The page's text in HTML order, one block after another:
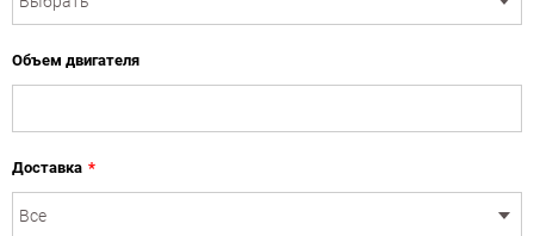
Объем двигателя
Доставка *